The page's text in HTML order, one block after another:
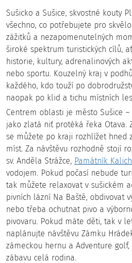
Otavská cyklistická stezka:
a západních
Aquapark Sušice : Zábava a
Hrad Velhartice: Romantický
Sušicko a Sušice, skvostné kouty
všechno, co potřebujete pro
zážitků a nezapomenutelných
široké spektrum turistických cílů,
historie, kultury, adrenalinových
nebo sportu. Kouzelný kraj v
každého, kdo touží po
naopak po klid a tichu místních
Centrem oblasti je město Sušice –
jako zlatá niť protéká řeka Otava.
se můžete po kraji rozhlížet hned
míst. Za návštěvu rozhodně stojí
sv. Anděla Strážce, Památník Kalich
vodojem. Pokud počasí nebude
tak můžete relaxovat v sušickém
pivních lázní Na Baště, obdivovat
nebo třeba ochutnat pivo a
pivovaru. Pokud máte děti, tak v
naplánujte návštěvu Zámku
zámeckou hernu a Adventure
zábavu celá rodina.